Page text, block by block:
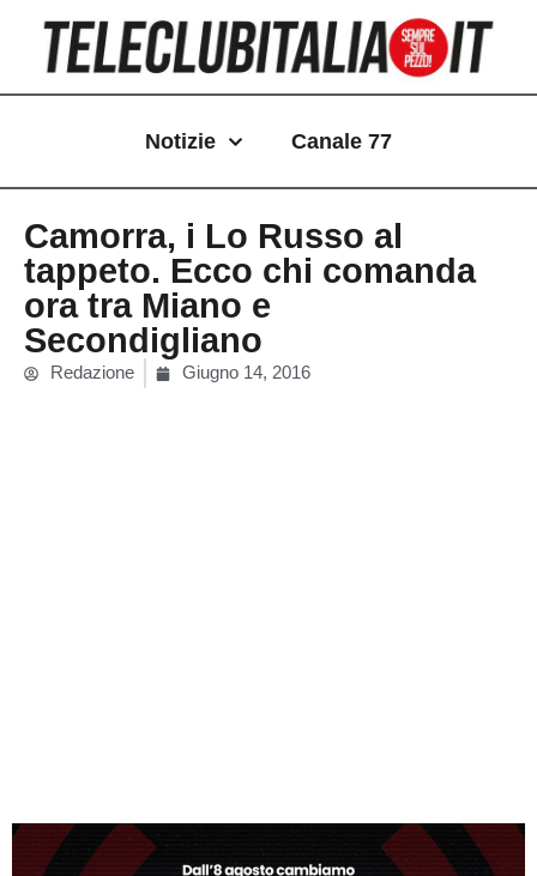
contenuto
Notizie Canale 77
Camorra, i Lo Russo al
tappeto. Ecco chi comanda
ora tra Miano e
Secondigliano
Redazione Giugno 14, 2016